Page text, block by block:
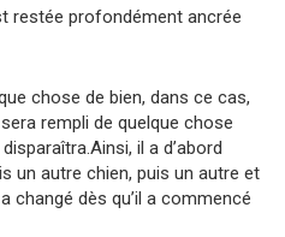
restée profondément ancrée
chose de bien, dans ce cas,
rempli de quelque chose
il a d’abord
un autre chien, puis un autre et
changé dès qu’il a commencé